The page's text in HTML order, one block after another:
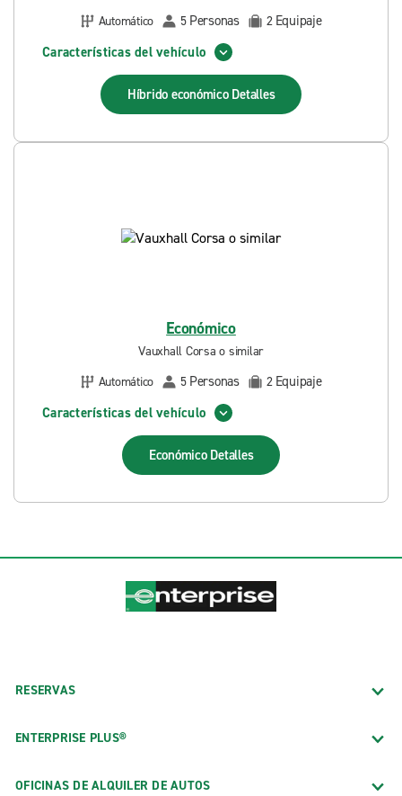
Automático
5 Personas 2 Equipaje
Características del vehículo
Híbrido económico Detalles
Económico
Vauxhall Corsa o similar
Automático
5 Personas 2 Equipaje
Características del vehículo
Económico Detalles
RESERVAS
ENTERPRISE PLUS®
OFICINAS DE ALQUILER DE AUTOS